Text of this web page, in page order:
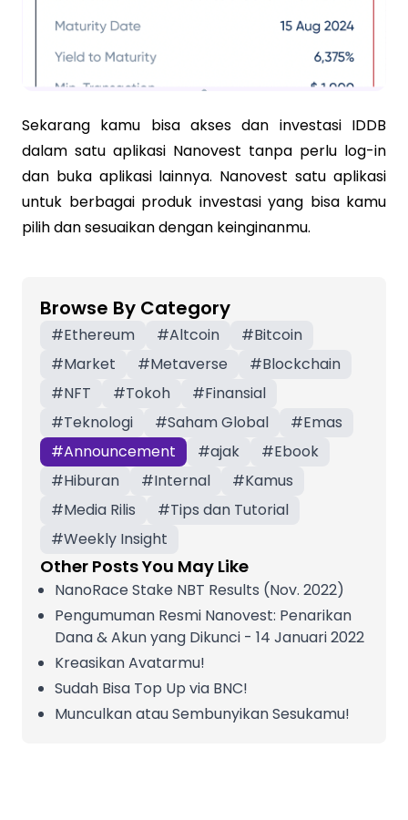
Sekarang kamu bisa akses dan investasi IDDB
dalam satu aplikasi Nanovest tanpa perlu log-in
dan buka aplikasi lainnya. Nanovest satu aplikasi
untuk berbagai produk investasi yang bisa kamu
pilih dan sesuaikan dengan keinginanmu.
Browse By Category
#Ethereum #Altcoin #Bitcoin
#Market #Metaverse #Blockchain
#NFT #Tokoh #Finansial
#Teknologi #Saham Global #Emas
#Announcement #ajak #Ebook
#Hiburan #Internal #Kamus
#Media Rilis #Tips dan Tutorial
#Weekly Insight
Other Posts You May Like
NanoRace Stake NBT Results (Nov. 2022)
Pengumuman Resmi Nanovest: Penarikan
Dana & Akun yang Dikunci - 14 Januari 2022
Kreasikan Avatarmu!
Sudah Bisa Top Up via BNC!
Munculkan atau Sembunyikan Sesukamu!